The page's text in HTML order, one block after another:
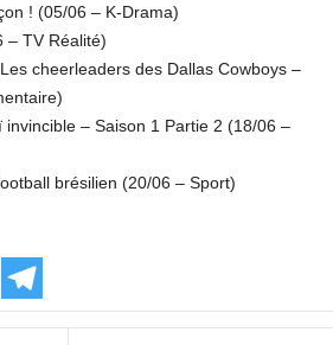
! (05/06 – K-Drama)
– TV Réalité)
cheerleaders des Dallas Cowboys –
invincible – Saison 1 Partie 2 (18/06 –
brésilien (20/06 – Sport)